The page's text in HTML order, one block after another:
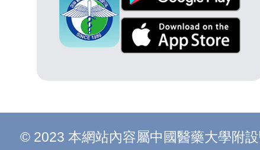
© 2023 本網站內容屬中國醫藥大學附